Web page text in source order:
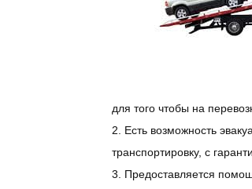
для того чтобы на
Есть возможность
транспортировку, с
Предоставляется